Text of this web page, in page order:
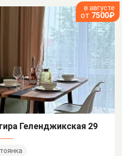
в августе
от 7500₽
Геленджикская 29